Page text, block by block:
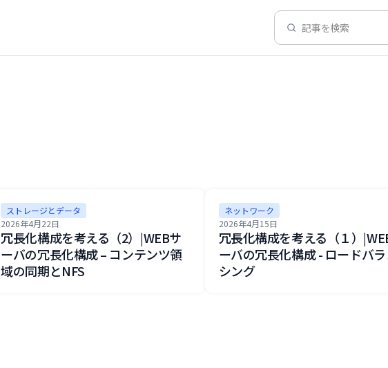
記事を検索
ストレージとデータ
2026年4月22日
冗長化構成を考える（2）|WEBサ
ーバの冗長化構成 – コンテンツ領
域の同期とNFS
ネットワーク
2026年4月15日
冗長化構成を考える（１）
ーバの冗長化構成 - ロードバ
シング